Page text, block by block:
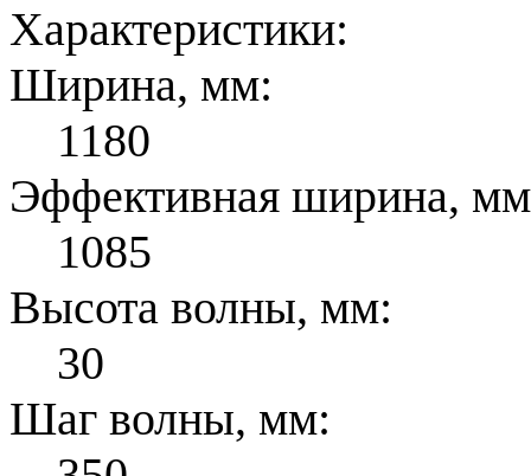
Характеристики:
Ширина, мм:
1180
Эффективная ширина,
1085
Высота волны, мм:
30
Шаг волны, мм: